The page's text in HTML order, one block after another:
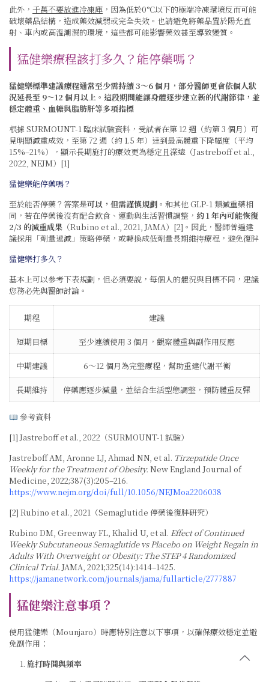
此外， 千萬不要放進冷凍庫 ，因為低於0°C以下的極端冷凍環境反而可能
破壞藥品結構，造成藥效減弱或完全失效。也請避免將藥品置於陽光直
射、車內或高溫潮濕的環境，這些都可能影響藥效甚至導致變質。
猛健樂療程該打多久？能停藥嗎？
猛健樂標準建議療程通常至少需持續 3～6 個月，部分醫師更會依個人狀
況延長至 9～12 個月以上。這段期間能讓身體逐步建立新的代謝節律，並
穩定體重、血糖與脂肪肝等多項指標
根據 SURMOUNT-1 臨床試驗資料，受試者在第 12 週（約第 3 個月）可
見明顯減重成效，至第 72 週（約 1.5 年）達到最高體重下降幅度（平均
15%–21%），顯示長期施打的療效更為穩定且深遠（Jastreboff et al.,
2022, NEJM）[1]
猛健樂能停藥嗎？
至於能否停藥？答案是可以，但需謹慎規劃 。和其他 GLP-1 類減重藥相
同，若在停藥後沒有配合飲食、運動與生活習慣調整， 約 1 年內可能恢復
2/3 的減重成果 （Rubino et al., 2021, JAMA）[2]。因此，醫師普遍建
議採用「劑量遞減」策略停藥，或轉換成低劑量長期維持療程，避免復胖
猛健樂打多久？
基本上可以參考下表規劃，但必須要說，每個人的體況與目標不同，建議
您務必先與醫師討論。
期程 建議
短期目標 至少連續使用 3 個月，觀察體重與副作用反應
中期建議 6～12 個月為完整療程，幫助重建代謝平衡
長期維持 停藥應逐步減量，並結合生活型態調整，預防體重反彈
參考資料
[1] Jastreboff et al., 2022（SURMOUNT-1 試驗）
Jastreboff AM, Aronne LJ, Ahmad NN, et al. Tirzepatide Once
Weekly for the Treatment of Obesity. New England Journal of
Medicine, 2022;387(3):205–216.
https://www.nejm.org/doi/full/10.1056/NEJMoa2206038
[2] Rubino et al., 2021（Semaglutide 停藥後復胖研究）
Rubino DM, Greenway FL, Khalid U, et al. Effect of Continued
Weekly Subcutaneous Semaglutide vs Placebo on Weight Regain in
Adults With Overweight or Obesity: The STEP 4 Randomized
Clinical Trial. JAMA, 2021;325(14):1414–1425.
https://jamanetwork.com/journals/jama/fullarticle/2777887
猛健樂注意事項？
使用猛健樂（Mounjaro）時應特別注意以下事項，以確保療效穩定並避
免副作用：
施打時間與頻率